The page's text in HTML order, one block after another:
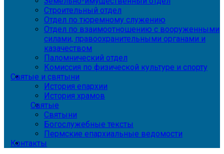
Строительный отдел
Отдел по тюремному служению
Отдел по взаимоотношению с вооруженными
силами, правоохранительными органами и
казачеством
Паломнический отдел
Комиссия по физической культуре и спорту
Святые и святыни
История епархии
История храмов
Святые
Святыни
Богослужебные тексты
Пермские епархиальные ведомости
Контакты